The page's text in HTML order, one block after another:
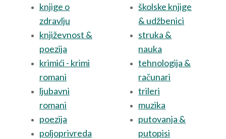
knjige o
zdravlju
književnost &
poezija
krimići - krimi
romani
ljubavni
romani
poezija
poljoprivreda
školske knjige
& udžbenici
struka &
nauka
tehnologija &
računari
trileri
muzika
putovanja &
putopisi